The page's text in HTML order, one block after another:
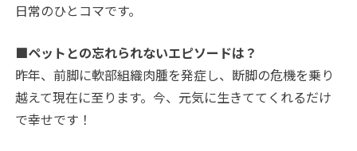
日常のひとコマです。
■ペットとの忘れられないエピソードは？
昨年、前脚に軟部組織肉腫を発症し、断脚の危機を乗り
越えて現在に至ります。今、元気に生きててくれるだけ
で幸せです！